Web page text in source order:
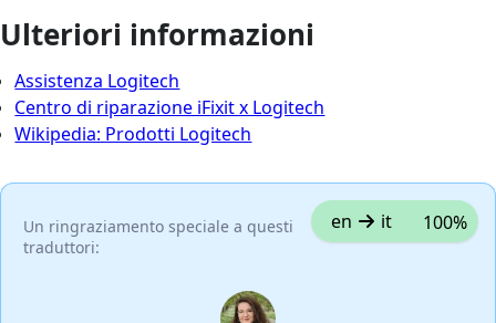
Ulteriori informazioni
Assistenza Logitech
Centro di riparazione iFixit x Logitech
Wikipedia: Prodotti Logitech
Un ringraziamento speciale a questi
traduttori:
en it 100%